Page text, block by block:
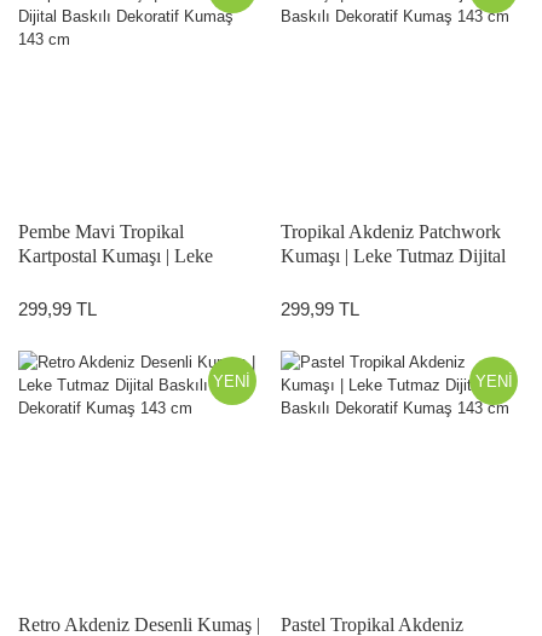
Pembe Mavi Tropikal
Kartpostal Kumaşı | Leke
Dekoratif Kumaş 143 cm
299,99 TL
Tropikal Akdeniz Patchwork
Kumaşı | Leke Tutmaz Dijital
cm
299,99 TL
YENİ
Retro Akdeniz Desenli Kumaş |
YENİ
Pastel Tropikal Akdeniz